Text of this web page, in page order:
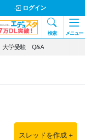
ログイン
検索 メニュー
大学受験 Q&A
スレッドを作成 +